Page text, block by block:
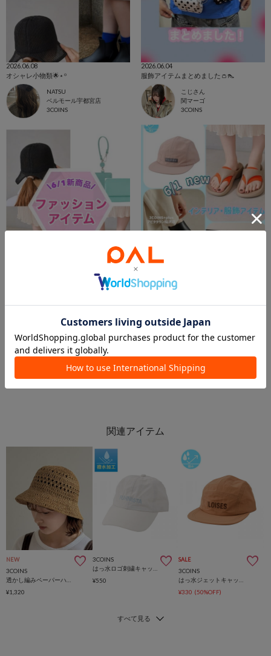
2026.06.08
オシャレ小物類🌟⋆꙳
NATSU
ベルモール宇都宮店
3COINS
2026.06.04
服飾アイテムまとめました👛👠
こじさん
関マーゴ
3COINS
ららぽーと愛知東郷
3COINS
2026.06.04
3COINS
NEW
3COINS
¥1,320
3COINS
¥550
SALE
3COINS
¥330 (50%OFF)